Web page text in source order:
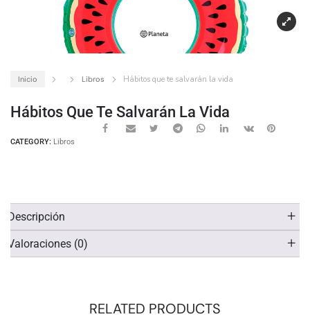
Inicio Libros Hábitos que te salvarán la vida
Hábitos Que Te Salvarán La Vida
CATEGORY: Libros
Descripción
Valoraciones (0)
RELATED PRODUCTS